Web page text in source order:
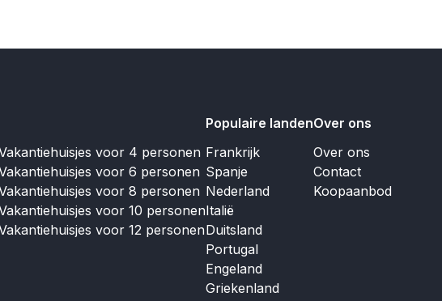
voor 4 personen
voor 6 personen
voor 8 personen
voor 10 personen
voor 12 personen
Populaire landen
Frankrijk
Spanje
Nederland
Italië
Duitsland
Portugal
Engeland
Griekenland
Over ons
Over ons
Contact
Koopaanbod